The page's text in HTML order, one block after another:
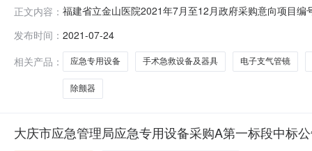
正文内容： 福建省立金山医院2021年7月至12月政府采购意向项目
〔2020〕21号）等有关规定，现将（福建省立金山医院
业采购
发布时间： 2021-07-24
相关产品：
应急专用设备 手术急救设备及器具 电子支气管镜
除颤器
大庆市应急管理局应急专用设备采购A第一标段中标